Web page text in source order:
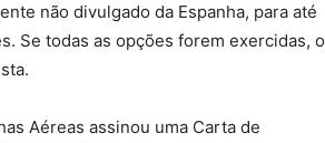
não divulgado da Espanha, para até
Se todas as opções forem exercidas, o
Aéreas assinou uma Carta de